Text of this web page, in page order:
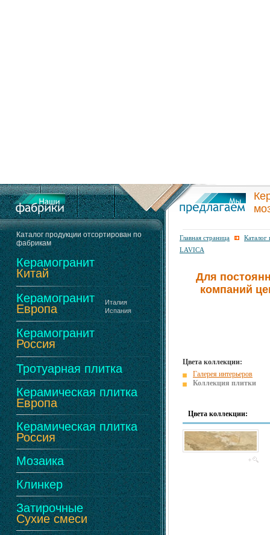
Каталог продукции отсортирован по
фабрикам
Керамогранит
Китай
Керамогранит
Европа
Италия
Испания
Керамогранит
Россия
Тротуарная плитка
Керамическая плитка
Европа
Керамическая плитка
Россия
Мозаика
Клинкер
Затирочные
Сухие смеси
Главная страница
Каталог
LAVICA
Для
компаний
Цвета коллекции:
Галерея интерьеров
Коллекция плитки
Цвета коллекции: